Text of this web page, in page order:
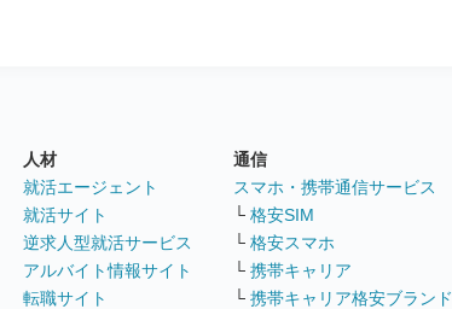
人材
就活エージェント
就活サイト
逆求人型就活サービス
アルバイト情報サイト
転職サイト
通信
スマホ・携帯通信サービス
└ 格安SIM
└ 格安スマホ
└ 携帯キャリア
└ 携帯キャリア格安ブランド